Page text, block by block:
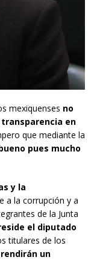
mexiquenses no
en
que mediante la
pues mucho
y la
a la corrupción y a
de la Junta
el diputado
titulares de los
rendirán un